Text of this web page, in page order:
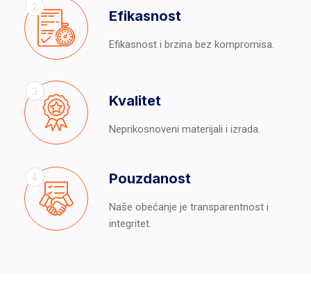
2
Efikasnost
Efikasnost i brzina bez kompromisa.
3
Kvalitet
Neprikosnoveni materijali i izrada.
4 Pouzdanost
Naše obećanje je transparentnost i
integritet.